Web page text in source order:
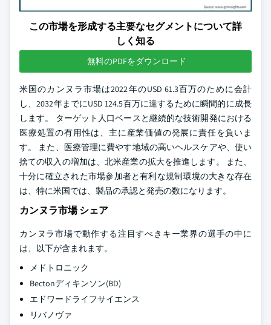
この市場を形成する主要なセグメントについて詳
しく知る
無料のPDFをダウンロード
米国のカンヌラ市場は2022年のUSD 61.3百万のために会計
し、2032年までにUSD 124.5百万に達するために瞬間的に成長
します。 ターゲット人口ベースと継続的な技術開発における
医療処置の有用性は、主に産業価値の発展に責任を負いま
す。 また、医療管理に費やす地域の高いヘルスケアや、使い
捨ての収入の増加は、北米産業の拡大を推進します。 また、
十分に確立された市場参加者と有利な規制環境の大きな存在
は、特に米国では、製品の承認と発売の数になります。
カンヌラ市場 シェア
カンヌラ市場で動作する注目すべきキー業界の選手の中に
は、以下が含まれます。
メドトロニック
Bectonディキンソン(BD)
エドワードライフサイエンス
リバノヴァ